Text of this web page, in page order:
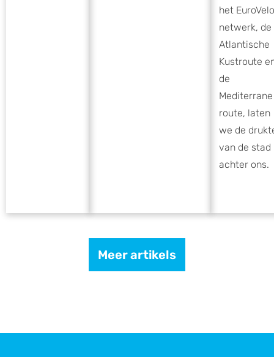
het EuroVelo
netwerk, de
Atlantische
Kustroute
de
Mediterrane
route, laten
we de
van de stad
achter ons.
Meer artikels